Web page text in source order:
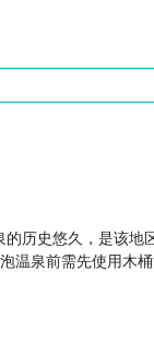
历史悠久，是该地
温泉前需先使用木